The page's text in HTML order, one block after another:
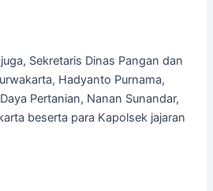
Sekretaris Dinas Pangan dan
Hadyanto Purnama,
Pertanian, Nanan Sunandar,
beserta para Kapolsek jajaran